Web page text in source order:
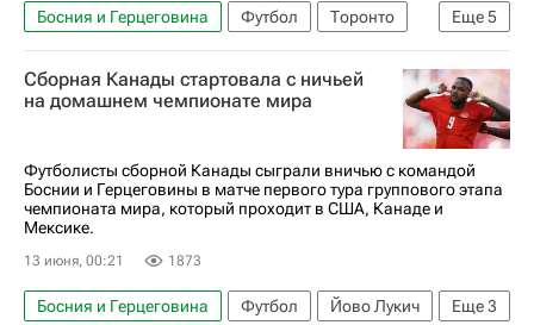
Еще5
Босния и Герцеговина Футбол
Торонто
Исмаэль Коне
Сассуоло
Международная федерация футбола (ФИФА)
Сборная Канады стартовала с ничьей
на домашнем чемпионате мира
Футболисты сборной Канады сыграли вничью с командой
Боснии и Герцеговины в матче первого тура группового этапа
чемпионата мира, который проходит в США, Канаде и
Мексике.
13 июня, 00:21 1873
Еще3
Босния и Герцеговина Футбол Йово Лукич